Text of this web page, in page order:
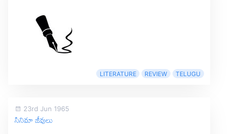
LITERATURE REVIEW TELUGU
23rd Jun 1965
సినిమా జీవులు